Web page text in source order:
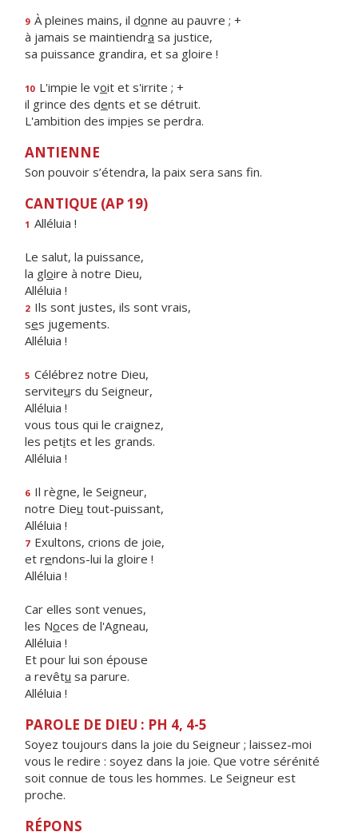
9 À pleines mains, il donne au pauvre ; +
à jamais se maintiendra sa justice,
sa puissance grandira, et sa gloire !
10 L'impie le voit et s'irrite ; +
il grince des dents et se détruit.
L'ambition des impies se perdra.
ANTIENNE
Son pouvoir s’étendra, la paix sera sans fin.
CANTIQUE (AP 19)
1 Alléluia !
Le salut, la puissance,
la gloire à notre Dieu,
Alléluia !
2 Ils sont justes, ils sont vrais,
ses jugements.
Alléluia !
5 Célébrez notre Dieu,
serviteurs du Seigneur,
Alléluia !
vous tous qui le craignez,
les petits et les grands.
Alléluia !
6 Il règne, le Seigneur,
notre Dieu tout-puissant,
Alléluia !
7 Exultons, crions de joie,
et rendons-lui la gloire !
Alléluia !
Car elles sont venues,
les Noces de l'Agneau,
Alléluia !
Et pour lui son épouse
a revêtu sa parure.
Alléluia !
PAROLE DE DIEU : PH 4, 4-5
Soyez toujours dans la joie du Seigneur ; laissez-moi
vous le redire : soyez dans la joie. Que votre sérénité
soit connue de tous les hommes. Le Seigneur est
proche.
RÉPONS